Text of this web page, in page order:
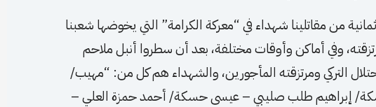
من مقاتلينا شهداء في “معركة الكرامة” التي يخوضها شعبنا
وفي أماكن وأوقات مختلفة، بعد أن سطروا أنبل ملاحم
التركي ومرتزقته المأجورين، والشهداء هم كل من: “مهيب/
إبراهيم طلب صليبي – عيسى حسكة/ أحمد حمزة العلي –